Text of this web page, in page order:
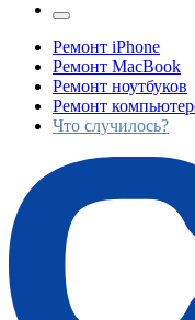
Ремонт iPhone
Ремонт MacBook
Ремонт ноутбуков
Ремонт
Что случилось?